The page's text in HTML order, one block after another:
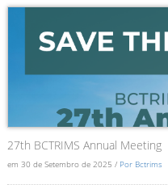
27th BCTRIMS Annual Meeting
em 30 de Setembro de 2025 / Por Bctrims